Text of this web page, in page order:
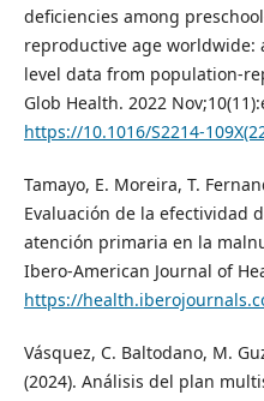
deficiencies among
reproductive age worldwide:
level data from population-
Glob Health. 2022
https://10.1016/S2214-
Tamayo, E. Moreira, T.
Evaluación de la efectividad
atención primaria en la
Ibero-American Journal of
https://
Vásquez, C. Baltodano, M.
(2024). Análisis del plan